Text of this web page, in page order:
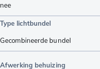
nee
Type lichtbundel
Gecombineerde bundel
Afwerking behuizing